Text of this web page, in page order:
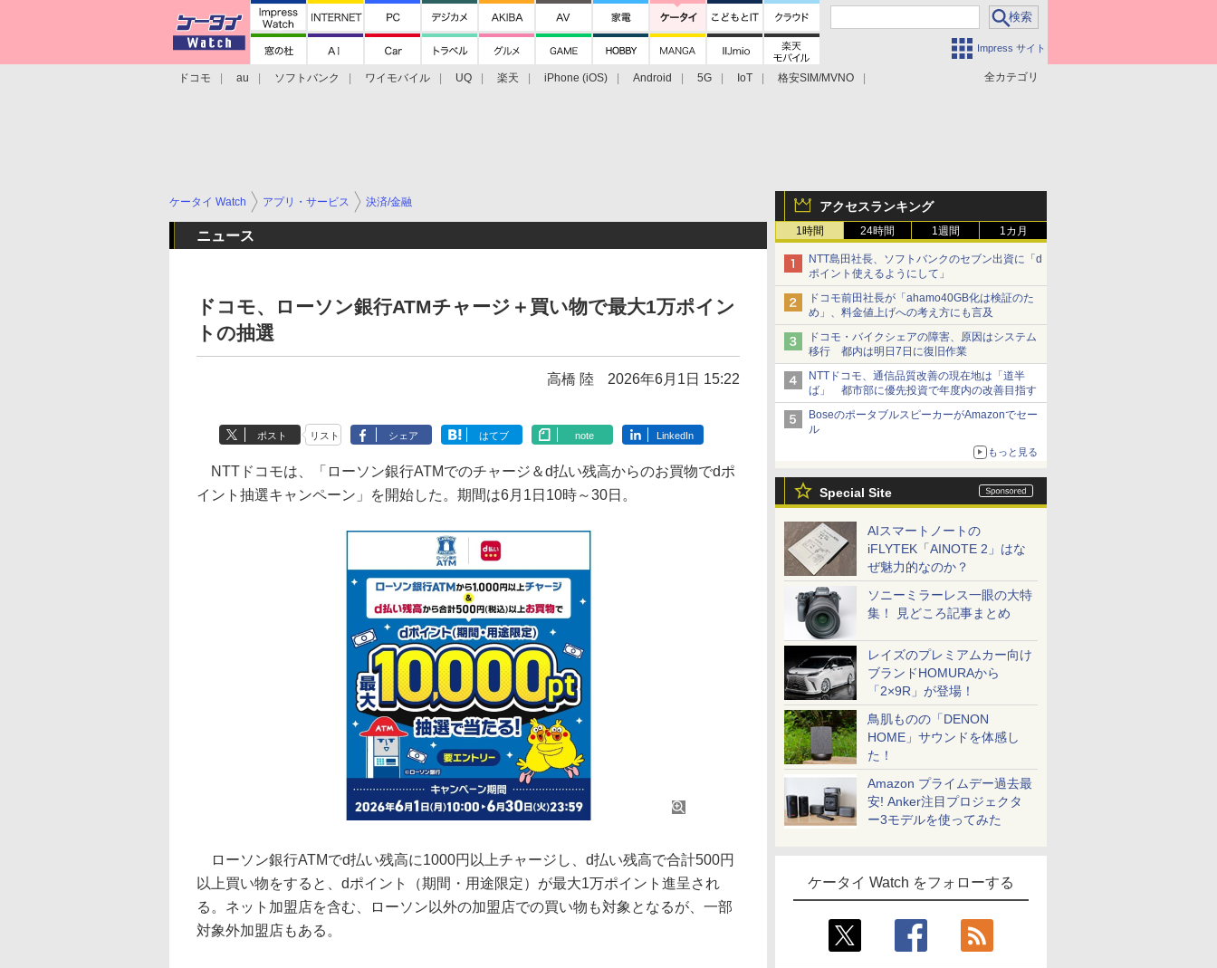
Impress サイト
全カテゴリ
ドコモ au ソフトバンク ワイモバイル UQ 楽天 iPhone (iOS) Android 5G IoT
格安SIM/MVNO
アクセスランキング
1時間 24時間 1週間 1カ月
NTT島田社長、ソフトバンクのセブン出資に「d
ポイント使えるようにして」
ドコモ前田社長が「ahamo40GB化は検証のた
め」、料金値上げへの考え方にも言及
ドコモ・バイクシェアの障害、原因はシステム
移行 都内は明日7日に復旧作業
NTTドコモ、通信品質改善の現在地は「道半
ば」 都市部に優先投資で年度内の改善目指す
BoseのポータブルスピーカーがAmazonでセー
ル
もっと見る
Special Site
AIスマートノートの
iFLYTEK「AINOTE 2」はな
ぜ魅力的なのか？
ソニーミラーレス一眼の大特
集！ 見どころ記事まとめ
レイズのプレミアムカー向け
ブランドHOMURAから
「2×9R」が登場！
鳥肌ものの「DENON
HOME」サウンドを体感し
た！
Amazon プライムデー過去最
安! Anker注目プロジェクタ
ー3モデルを使ってみた
ケータイ Watch をフォローする
ケータイ Watch アプリ・サービス 決済/金融
ニュース
ドコモ、ローソン銀行ATMチャージ＋買い物で最大1万ポイン
トの抽選
高橋 陸 2026年6月1日 15:22
ポスト リスト シェア はてブ note LinkedIn
NTTドコモは、「ローソン銀行ATMでのチャージ＆d払い残高からのお買物でdポ
イント抽選キャンペーン」を開始した。期間は6月1日10時～30日。
ローソン銀行ATMでd払い残高に1000円以上チャージし、d払い残高で合計500円
以上買い物をすると、dポイント（期間・用途限定）が最大1万ポイント進呈され
る。ネット加盟店を含む、ローソン以外の加盟店での買い物も対象となるが、一部
対象外加盟店もある。